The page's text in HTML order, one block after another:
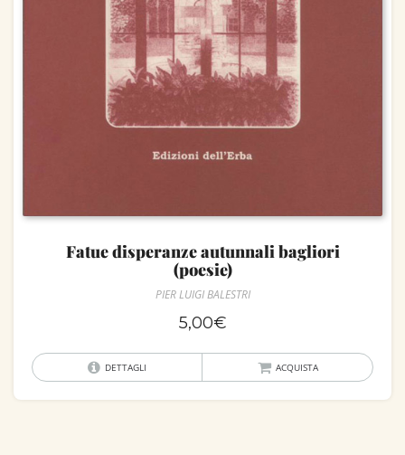
Fatue disperanze autunnali bagliori
(poesie)
PIER LUIGI BALESTRI
5,00€
DETTAGLI ACQUISTA